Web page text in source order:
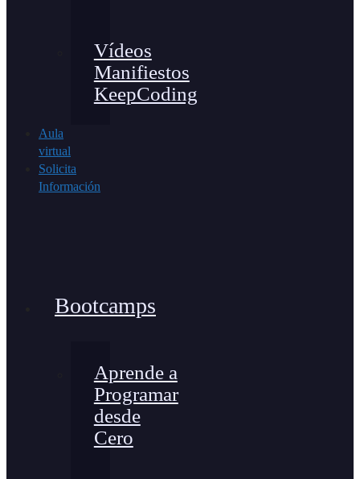
Vídeos
Manifiestos
KeepCoding
Aula
virtual
Solicita
Información
Bootcamps
Aprende a
Programar
desde
Cero